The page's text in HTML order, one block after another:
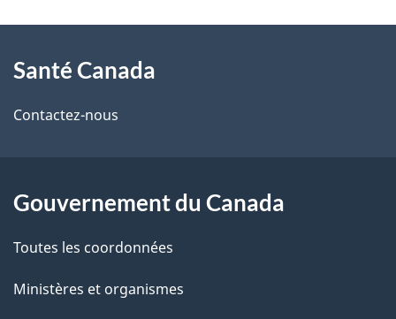
i
l
d
e
propos
de
site
Santé Canada
Contactez-nous
Gouvernement du Canada
Toutes les coordonnées
Ministères et organismes